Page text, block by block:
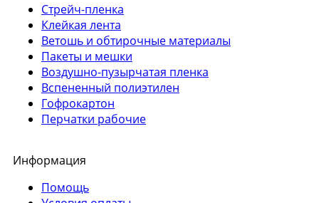
Стрейч-пленка
Клейкая лента
Ветошь и обтирочные материалы
Пакеты и мешки
Воздушно-пузырчатая пленка
Вспененный полиэтилен
Гофрокартон
Перчатки рабочие
Информация
Помощь